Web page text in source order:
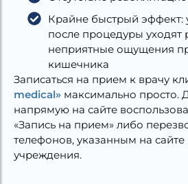
Крайне быстрый эффект:
после процедуры уходят
неприятные ощущения
кишечника
Записаться на прием к врачу
medical» максимально просто.
напрямую на сайте
«Запись на прием» либо
телефонов, указанным на
учреждения.